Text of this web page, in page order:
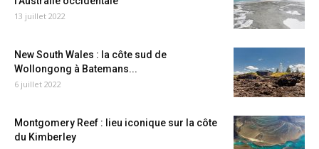
13 juillet 2022
New South Wales : la côte sud de
Wollongong à Batemans...
6 juillet 2022
Montgomery Reef : lieu iconique sur la côte
du Kimberley